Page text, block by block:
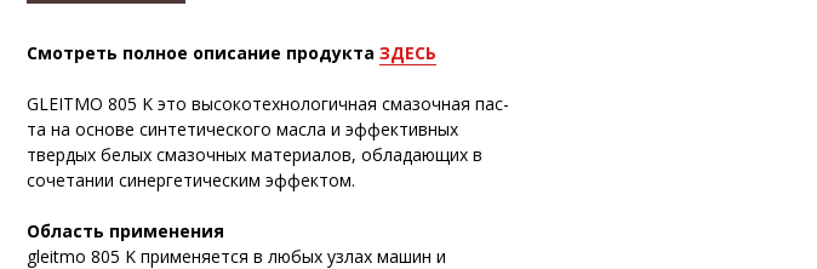
Смотреть полное описание продукта ЗДЕСЬ
GLEITMO 805 K это высокотехнологичная смазочная пас-
та на основе синтетического масла и эффективных
твердых белых смазочных материалов, обладающих в
сочетании синергетическим эффектом.
Область применения
gleitmo 805 K применяется в любых узлах машин и